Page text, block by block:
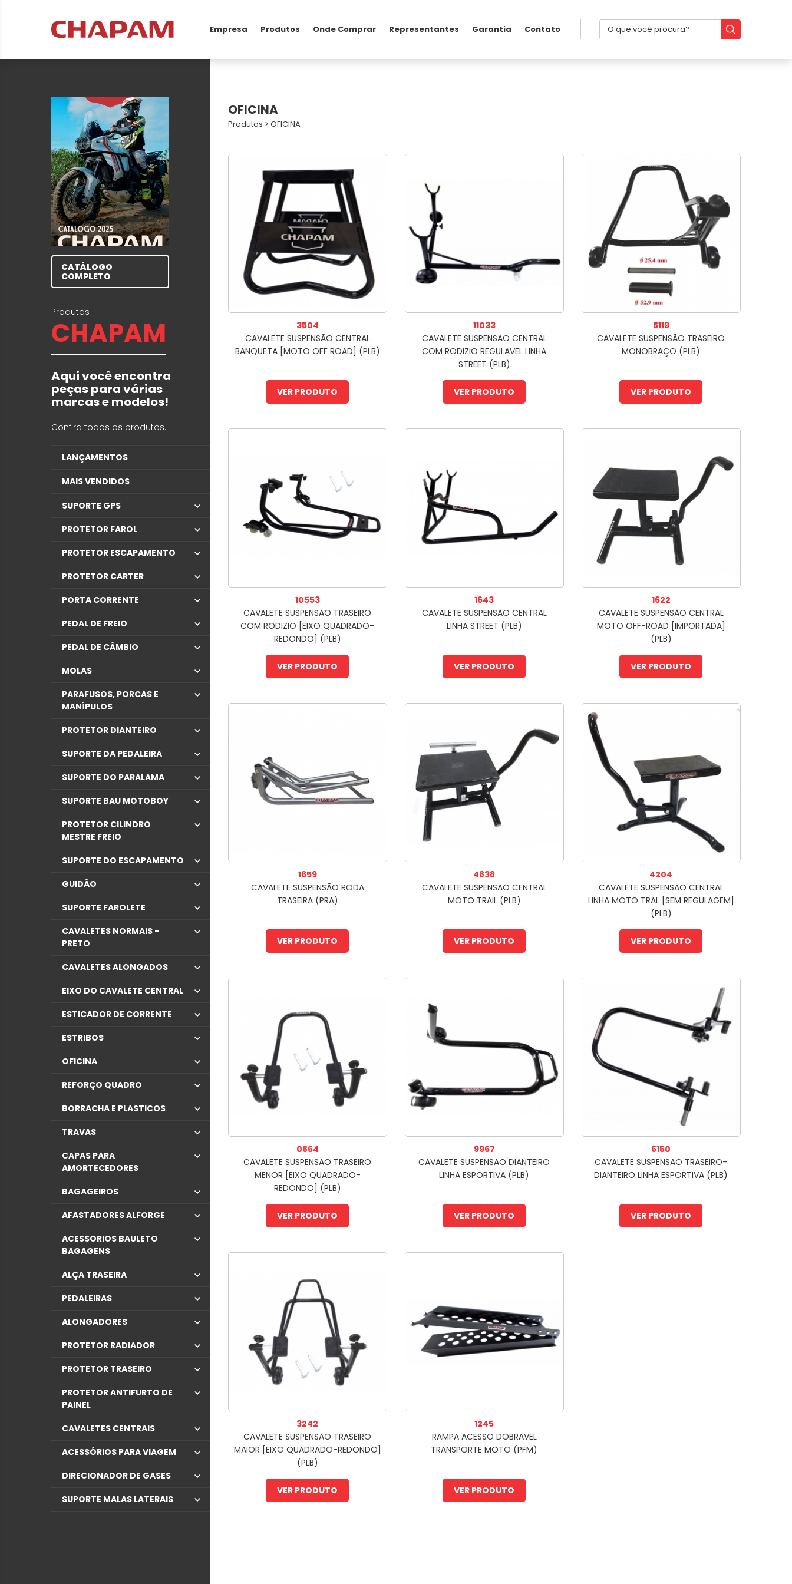
Empresa Produtos Onde Comprar Representantes Garantia Contato
CATÁLOGO
COMPLETO
Produtos
CHAPAM
Aqui você encontra
peças para várias
marcas e modelos!
Confira todos os produtos.
LANÇAMENTOS
MAIS VENDIDOS
SUPORTE GPS
PROTETOR FAROL
PROTETOR ESCAPAMENTO
PROTETOR CARTER
PORTA CORRENTE
PEDAL DE FREIO
PEDAL DE CÂMBIO
MOLAS
PARAFUSOS, PORCAS E
MANÍPULOS
PROTETOR DIANTEIRO
SUPORTE DA PEDALEIRA
SUPORTE DO PARALAMA
SUPORTE BAU MOTOBOY
PROTETOR CILINDRO
MESTRE FREIO
SUPORTE DO ESCAPAMENTO
GUIDÃO
SUPORTE FAROLETE
CAVALETES NORMAIS -
PRETO
CAVALETES ALONGADOS
EIXO DO CAVALETE CENTRAL
ESTICADOR DE CORRENTE
ESTRIBOS
OFICINA
REFORÇO QUADRO
BORRACHA E PLASTICOS
TRAVAS
CAPAS PARA
AMORTECEDORES
BAGAGEIROS
AFASTADORES ALFORGE
ACESSORIOS BAULETO
BAGAGENS
ALÇA TRASEIRA
PEDALEIRAS
ALONGADORES
PROTETOR RADIADOR
PROTETOR TRASEIRO
PROTETOR ANTIFURTO DE
PAINEL
CAVALETES CENTRAIS
ACESSÓRIOS PARA VIAGEM
DIRECIONADOR DE GASES
SUPORTE MALAS LATERAIS
OFICINA
Produtos > OFICINA
3504
CAVALETE SUSPENSÃO CENTRAL
BANQUETA [MOTO OFF ROAD] (PLB)
VER PRODUTO
11033
CAVALETE SUSPENSAO CENTRAL
COM RODIZIO REGULAVEL LINHA
STREET (PLB)
VER PRODUTO
5119
CAVALETE SUSPENSÃO TRASEIRO
MONOBRAÇO (PLB)
VER PRODUTO
10553
CAVALETE SUSPENSÃO TRASEIRO
COM RODIZIO [EIXO QUADRADO-
REDONDO] (PLB)
VER PRODUTO
1643
CAVALETE SUSPENSÃO CENTRAL
LINHA STREET (PLB)
VER PRODUTO
1622
CAVALETE SUSPENSÃO CENTRAL
MOTO OFF-ROAD [IMPORTADA]
(PLB)
VER PRODUTO
1659
CAVALETE SUSPENSÃO RODA
TRASEIRA (PRA)
VER PRODUTO
4838
CAVALETE SUSPENSAO CENTRAL
MOTO TRAIL (PLB)
VER PRODUTO
4204
CAVALETE SUSPENSAO CENTRAL
LINHA MOTO TRAL [SEM REGULAGEM]
(PLB)
VER PRODUTO
0864
CAVALETE SUSPENSAO TRASEIRO
MENOR [EIXO QUADRADO-
REDONDO] (PLB)
VER PRODUTO
9967
CAVALETE SUSPENSAO DIANTEIRO
LINHA ESPORTIVA (PLB)
VER PRODUTO
5150
CAVALETE SUSPENSAO TRASEIRO-
DIANTEIRO LINHA ESPORTIVA (PLB)
VER PRODUTO
3242
CAVALETE SUSPENSAO TRASEIRO
MAIOR [EIXO QUADRADO-REDONDO]
(PLB)
VER PRODUTO
1245
RAMPA ACESSO DOBRAVEL
TRANSPORTE MOTO (PFM)
VER PRODUTO